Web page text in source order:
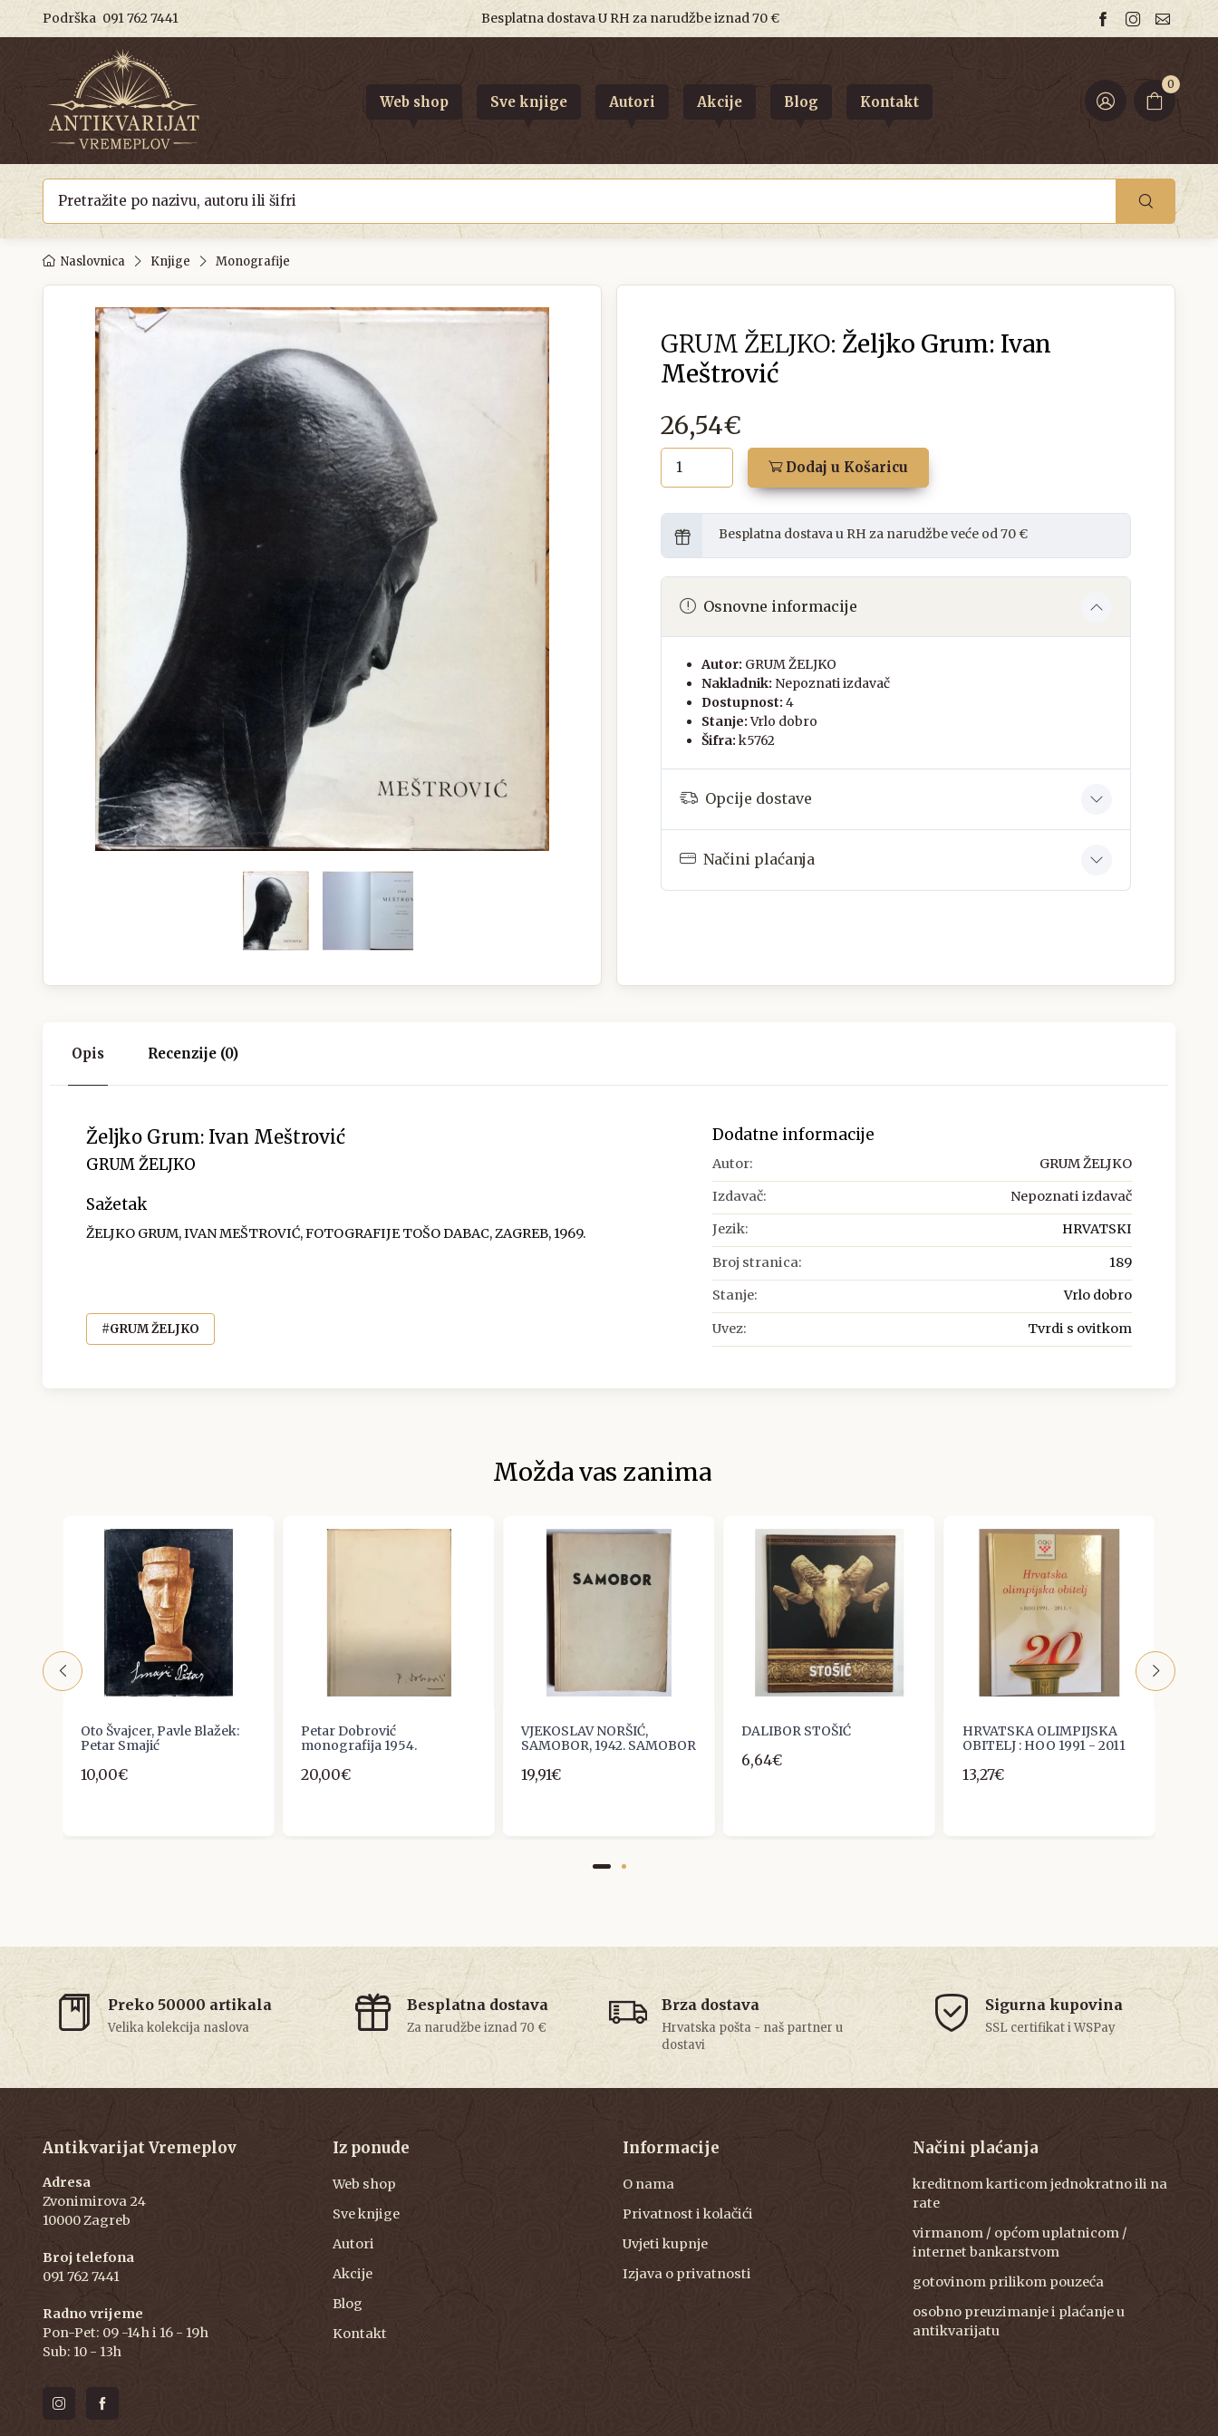
Podrška 091 762 7441 Besplatna dostava U RH za narudžbe iznad 70 €
0
Web shop Sve knjige Autori Akcije Blog Kontakt
Naslovnica Knjige Monografije
GRUM ŽELJKO: Željko Grum: Ivan
Meštrović
26,54€
Dodaj u Košaricu
Besplatna dostava u RH za narudžbe veće od 70 €
Osnovne informacije
Autor: GRUM ŽELJKO
Nakladnik: Nepoznati izdavač
Dostupnost: 4
Stanje:Vrlo dobro
Šifra: k5762
Opcije dostave
Načini plaćanja
Opis Recenzije (0)
Željko Grum: Ivan Meštrović
GRUM ŽELJKO
Sažetak
ŽELJKO GRUM, IVAN MEŠTROVIĆ, FOTOGRAFIJE TOŠO DABAC, ZAGREB, 1969.
#GRUM ŽELJKO
Dodatne informacije
Autor: GRUM ŽELJKO
Izdavač: Nepoznati izdavač
Jezik: HRVATSKI
Broj stranica: 189
Stanje: Vrlo dobro
Uvez: Tvrdi s ovitkom
Možda vas zanima
Oto Švajcer, Pavle Blažek:
Petar Smajić
10,00€
Petar Dobrović
monografija 1954.
20,00€
VJEKOSLAV NORŠIĆ,
SAMOBOR, 1942. SAMOBOR
19,91€
DALIBOR STOŠIĆ
6,64€
HRVATSKA OLIMPIJSKA
OBITELJ : HOO 1991 - 2011
13,27€
Preko 50000 artikala
Velika kolekcija naslova
Besplatna dostava
Za narudžbe iznad 70 €
Brza dostava
Hrvatska pošta - naš partner u
dostavi
Sigurna kupovina
SSL certifikat i WSPay
Antikvarijat Vremeplov
Adresa
Zvonimirova 24
10000 Zagreb
Broj telefona
091 762 7441
Radno vrijeme
Pon-Pet: 09 -14h i 16 - 19h
Sub: 10 - 13h
Iz ponude
Web shop
Sve knjige
Autori
Akcije
Blog
Kontakt
Informacije
O nama
Privatnost i kolačići
Uvjeti kupnje
Izjava o privatnosti
Načini plaćanja
kreditnom karticom jednokratno ili na
rate
virmanom / općom uplatnicom /
internet bankarstvom
gotovinom prilikom pouzeća
osobno preuzimanje i plaćanje u
antikvarijatu